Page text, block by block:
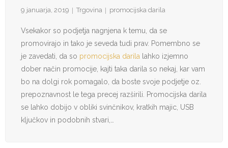
9 januarja, 2019 Trgovina promocijska darila
Vsekakor so podjetja nagnjena k temu, da se
promovirajo in tako je seveda tudi prav. Pomembno se
je zavedati, da so promocijska darila lahko izjemno
dober način promocije, kajti taka darila so nekaj, kar vam
bo na dolgi rok pomagalo, da boste svoje podjetje oz.
prepoznavnost le tega precej razširili. Promocijska darila
se lahko dobijo v obliki svinčnikov, kratkih majic, USB
ključkov in podobnih stvari,…